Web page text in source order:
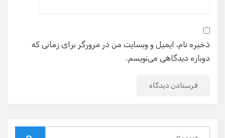
ذخیره نام، ایمیل و وبسایت من در مرورگر برای زمانی که
دوباره دیدگاهی می‌نویسم.